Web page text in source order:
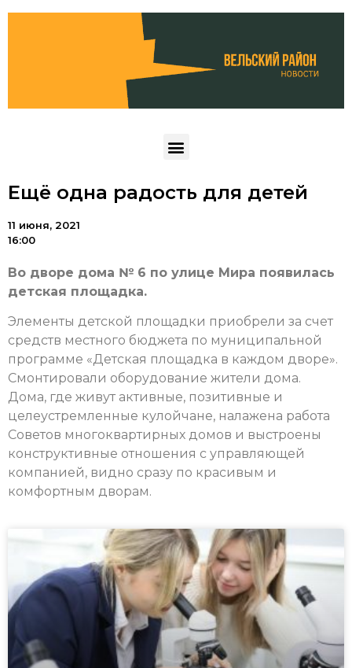
Ещё одна радость для детей
11 июня, 2021
16:00
Во дворе дома № 6 по улице Мира появилась
детская площадка.
Элементы детской площадки приобрели за счет
средств местного бюджета по муниципальной
программе «Детская площадка в каждом дворе».
Смонтировали оборудование жители дома.
Дома, где живут активные, позитивные и
целеустремленные кулойчане, налажена работа
Советов многоквартирных домов и выстроены
конструктивные отношения с управляющей
компанией, видно сразу по красивым и
комфортным дворам.